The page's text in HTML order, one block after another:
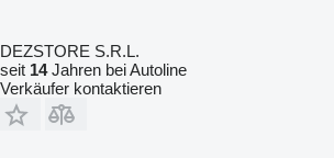
DEZSTORE S.R.L.
seit 14Jahren bei Autoline
Verkäufer kontaktieren